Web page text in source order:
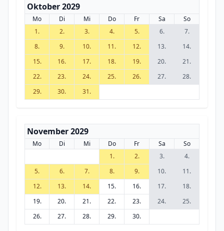
Oktober 2029
Mo Di Mi Do Fr Sa
So
1.
2. 3. 4. 5. 6.
7.
8.
9. 10. 11. 12. 13.
14.
15.
16. 17. 18. 19. 20.
21.
22.
23. 24. 25. 26. 27.
28.
29.
30. 31.
November 2029
Mo Di Mi Do Fr Sa
So
1.
2. 3.
4.
5.
6. 7. 8. 9. 10.
11.
12.
13. 14. 15. 16. 17.
18.
19.
20. 21. 22. 23. 24.
25.
26.
27. 28. 29. 30.